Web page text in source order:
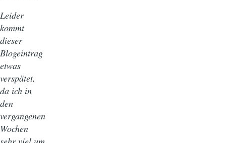
Leider
kommt
dieser
Blogeintrag
etwas
verspätet,
da ich in
den
vergangenen
Wochen